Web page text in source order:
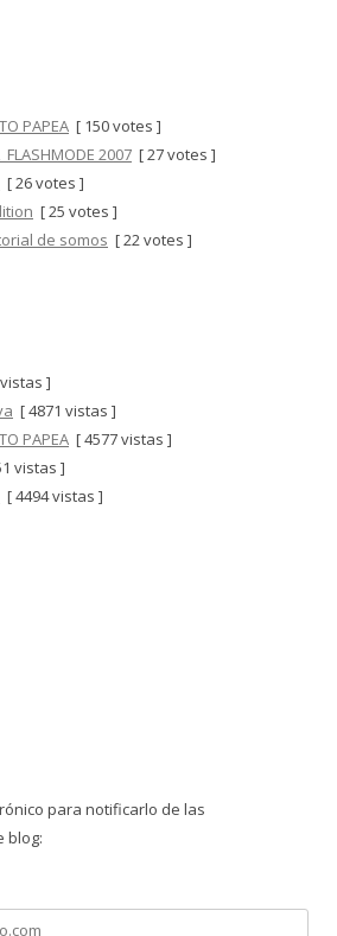
PAPEA [ 150 votes ]
2007 [ 27 votes ]
[ 26 votes ]
[ 25 votes ]
de somos [ 22 votes ]
]
[ 4871 vistas ]
PAPEA [ 4577 vistas ]
vistas ]
[ 4494 vistas ]
para notificarlo de las
blog: